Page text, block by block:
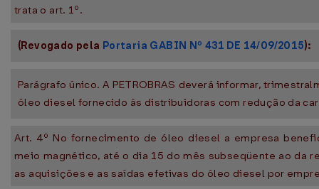
trata o art. 1º.
(Revogado pela Portaria GABIN Nº 431 DE 14/09/2015):
Parágrafo único. A PETROBRAS deverá informar,
óleo diesel fornecido às distribuidoras com redução da
Art. 4º No fornecimento de óleo diesel a empresa
meio magnético, até o dia 15 do mês subseqüente ao da
as aquisições e as saídas efetivas do óleo diesel por